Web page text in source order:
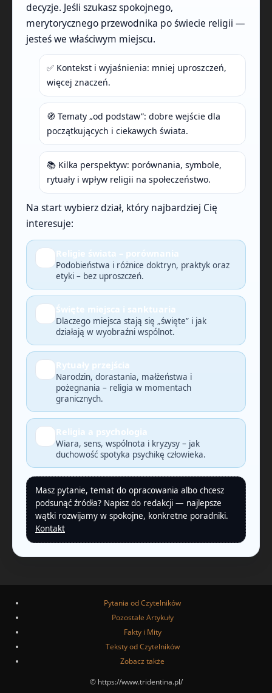
decyzje. Jeśli szukasz spokojnego,
merytorycznego przewodnika po świecie religii —
jesteś we właściwym miejscu.
✅ Kontekst i wyjaśnienia: mniej uproszczeń,
więcej znaczeń.
🧭 Tematy „od podstaw”: dobre wejście dla
początkujących i ciekawych świata.
📚 Kilka perspektyw: porównania, symbole,
rytuały i wpływ religii na społeczeństwo.
Na start wybierz dział, który najbardziej Cię
interesuje:
Religie świata – porównania
Podobieństwa i różnice doktryn, praktyk oraz
etyki – bez uproszczeń.
Święte miejsca i sanktuaria
Dlaczego miejsca stają się „święte” i jak
działają w wyobraźni wspólnot.
Rytuały przejścia
Narodzin, dorastania, małżeństwa i
pożegnania – religia w momentach
granicznych.
Religia a psychologia
Wiara, sens, wspólnota i kryzysy – jak
duchowość spotyka psychikę człowieka.
Masz pytanie, temat do opracowania albo chcesz
podsunąć źródła? Napisz do redakcji — najlepsze
wątki rozwijamy w spokojne, konkretne poradniki.
Kontakt
Pytania od Czytelników
Pozostałe Artykuły
Fakty i Mity
Teksty od Czytelników
Zobacz także
© https://www.tridentina.pl/